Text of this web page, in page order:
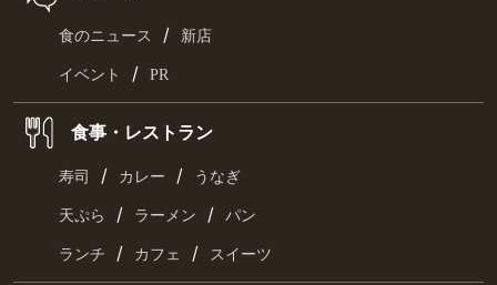
食のニュース / 新店
イベント / PR
食事・レストラン
寿司 / カレー / うなぎ
天ぷら / ラーメン / パン
ランチ / カフェ / スイーツ